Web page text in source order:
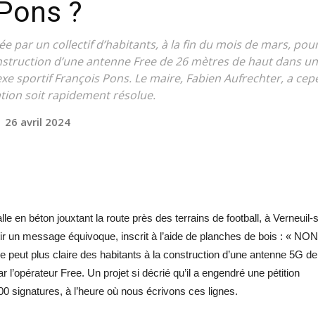
?
par un collectif d’habitants, à la fin du mois de mars,
d’une antenne Free de 26 mètres de haut dans
sportif François Pons. Le maire, Fabien Aufrechter, a
soit rapidement résolue.
26 avril 2024
en béton jouxtant la route près des terrains de football, à Verneuil-
un message équivoque, inscrit à l’aide de planches de bois : «
peut plus claire des habitants à la construction d’une antenne 5G
l’opérateur Free. Un projet si décrié qu’il a engendré une pétition
signatures, à l’heure où nous écrivons ces lignes.